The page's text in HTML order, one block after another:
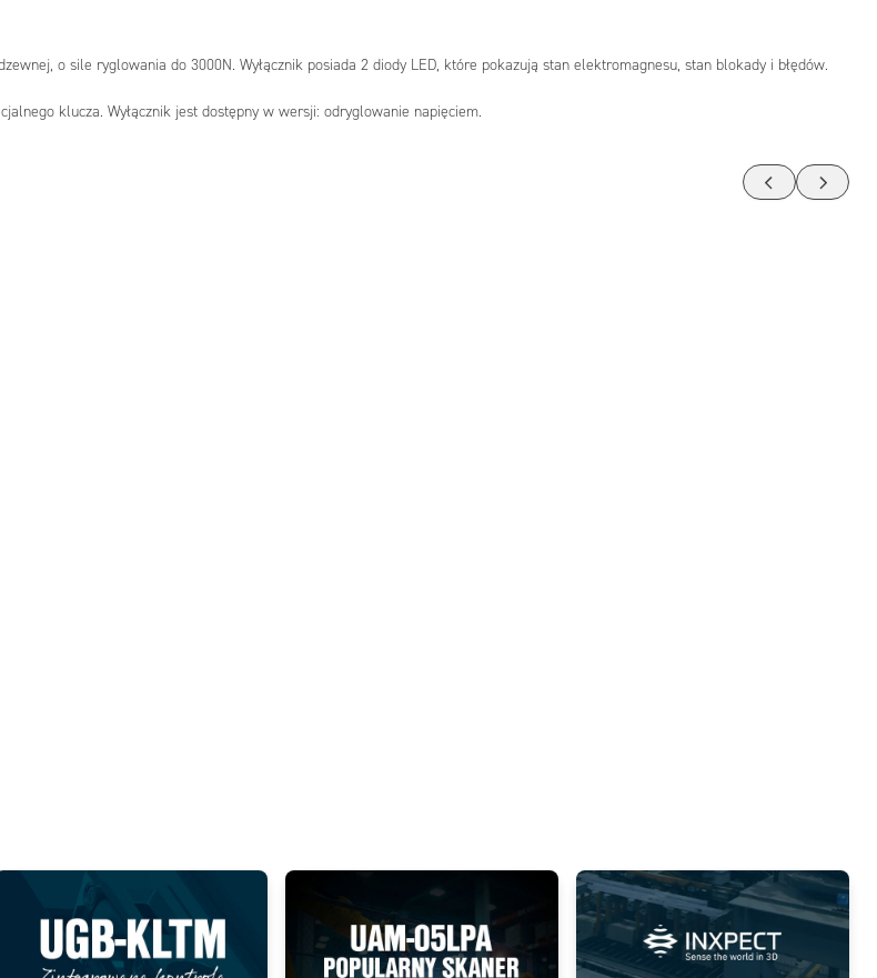
o sile ryglowania do 3000N. Wyłącznik posiada 2 diody LED, które pokazują stan elektromagnesu, stan blokady i błędów.
klucza. Wyłącznik jest dostępny w wersji: odryglowanie napięciem.